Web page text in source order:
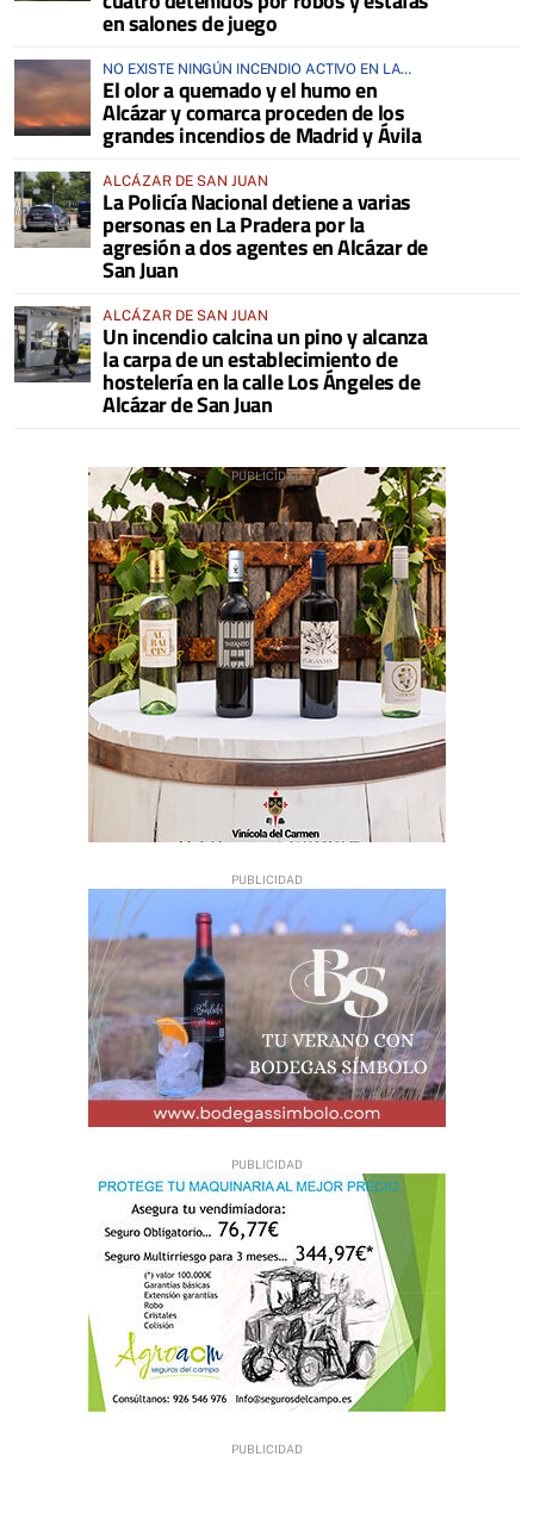
en salones de juego
NO EXISTE NINGÚN INCENDIO ACTIVO EN LA
COMARCA
El olor a quemado y el humo en
Alcázar y comarca proceden de los
grandes incendios de Madrid y Ávila
ALCÁZAR DE SAN JUAN
La Policía Nacional detiene a varias
personas en La Pradera por la
agresión a dos agentes en Alcázar de
San Juan
ALCÁZAR DE SAN JUAN
Un incendio calcina un pino y alcanza
la carpa de un establecimiento de
hostelería en la calle Los Ángeles de
Alcázar de San Juan